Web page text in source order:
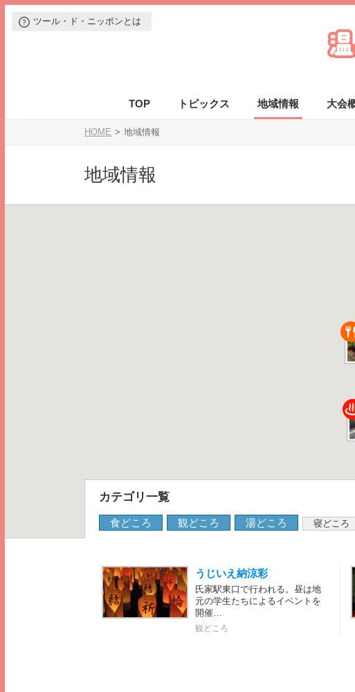
ツール・ド・ニッポンとは
TOP トピックス 地域情報 大会
HOME 地域情報
地域情報
カテゴリ一覧
食どころ 観どころ 湯どころ 寝どころ
うじいえ納涼彩
氏家駅東口で行われる。昼は地
元の学生たちによるイベントを
開催…
観どころ